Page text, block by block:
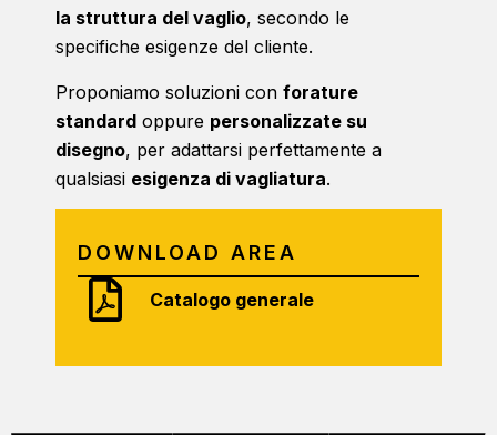
la struttura del vaglio, secondo le
specifiche esigenze del cliente.
Proponiamo soluzioni con forature
standard oppure personalizzate su
disegno, per adattarsi perfettamente a
qualsiasi esigenza di vagliatura.
DOWNLOAD AREA
Catalogo generale